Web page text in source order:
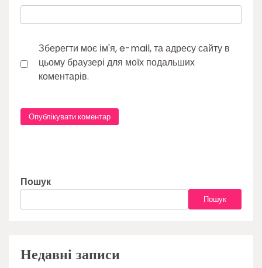
Зберегти моє ім'я, e-mail, та адресу сайту в
цьому браузері для моїх подальших
коментарів.
Пошук
Пошук
Недавні записи